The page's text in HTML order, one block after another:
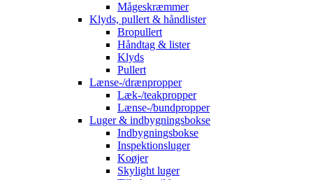
Mågeskræmmer
Klyds, pullert & håndlister
Bropullert
Håndtag & lister
Klyds
Pullert
Lænse-/drænpropper
Læk-/teakpropper
Lænse-/bundpropper
Luger & indbygningsbokse
Indbygningsbokse
Inspektionsluger
Koøjer
Skylight luger